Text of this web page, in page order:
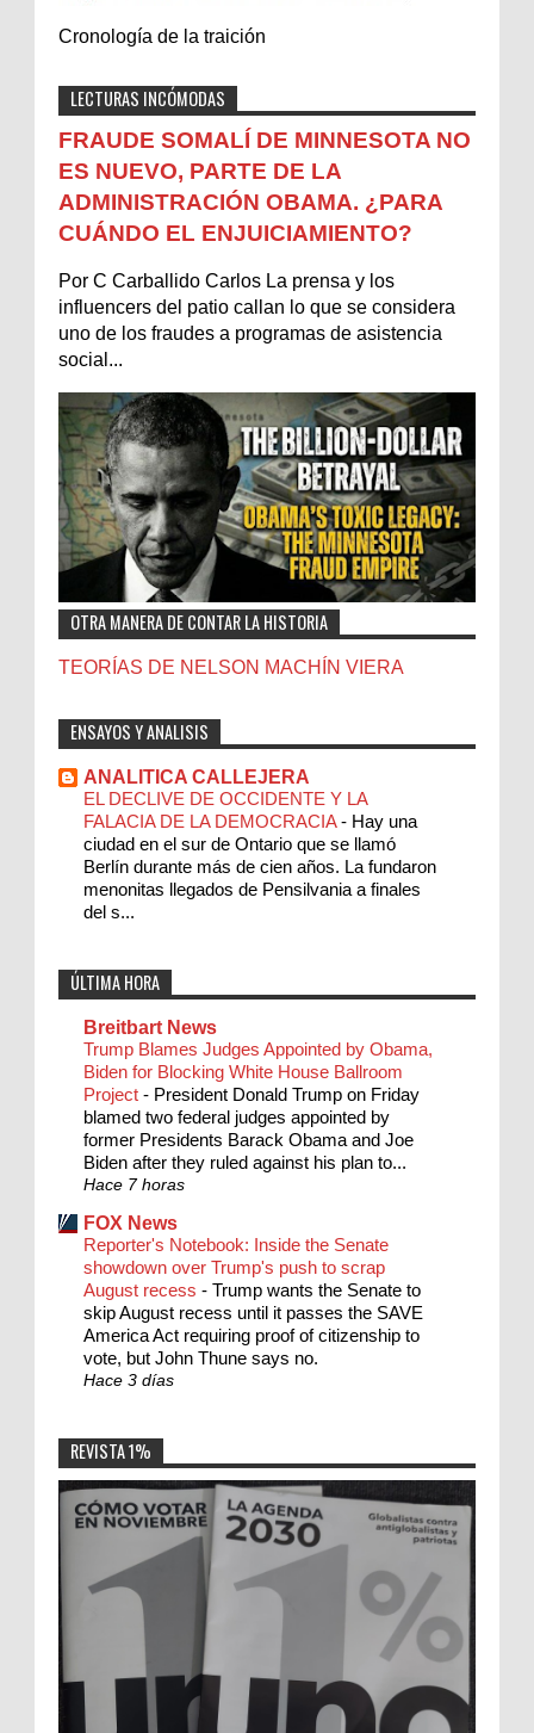
Cronología de la traición
LECTURAS INCÓMODAS
FRAUDE SOMALÍ DE MINNESOTA NO
ES NUEVO, PARTE DE LA
ADMINISTRACIÓN OBAMA. ¿PARA
CUÁNDO EL ENJUICIAMIENTO?
Por C Carballido Carlos La prensa y los
influencers del patio callan lo que se considera
uno de los fraudes a programas de asistencia
social...
OTRA MANERA DE CONTAR LA HISTORIA
TEORÍAS DE NELSON MACHÍN VIERA
ENSAYOS Y ANALISIS
ANALITICA CALLEJERA
EL DECLIVE DE OCCIDENTE Y LA
FALACIA DE LA DEMOCRACIA- Hay una
ciudad en el sur de Ontario que se llamó
Berlín durante más de cien años. La fundaron
menonitas llegados de Pensilvania a finales
del s...
ÚLTIMA HORA
Breitbart News
Trump Blames Judges Appointed by Obama,
Biden for Blocking White House Ballroom
Project - President Donald Trump on Friday
blamed two federal judges appointed by
former Presidents Barack Obama and Joe
Biden after they ruled against his plan to...
Hace 7 horas
FOX News
Reporter's Notebook: Inside the Senate
showdown over Trump's push to scrap
August recess - Trump wants the Senate to
skip August recess until it passes the SAVE
America Act requiring proof of citizenship to
vote, but John Thune says no.
Hace 3 días
REVISTA 1%